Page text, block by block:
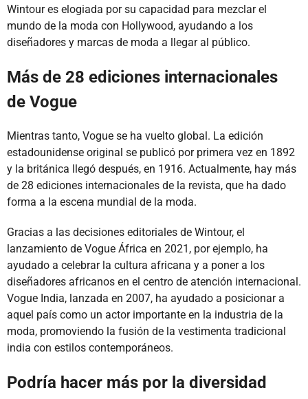
Wintour es elogiada por su capacidad para mezclar el
mundo de la moda con Hollywood, ayudando a los
diseñadores y marcas de moda a llegar al público.
Más de 28 ediciones internacionales
de Vogue
Mientras tanto, Vogue se ha vuelto global. La edición
estadounidense original se publicó por primera vez en 1892
y la británica llegó después, en 1916. Actualmente, hay más
de 28 ediciones internacionales de la revista, que ha dado
forma a la escena mundial de la moda.
Gracias a las decisiones editoriales de Wintour, el
lanzamiento de Vogue África en 2021, por ejemplo, ha
ayudado a celebrar la cultura africana y a poner a los
diseñadores africanos en el centro de atención internacional.
Vogue India, lanzada en 2007, ha ayudado a posicionar a
aquel país como un actor importante en la industria de la
moda, promoviendo la fusión de la vestimenta tradicional
india con estilos contemporáneos.
Podría hacer más por la diversidad